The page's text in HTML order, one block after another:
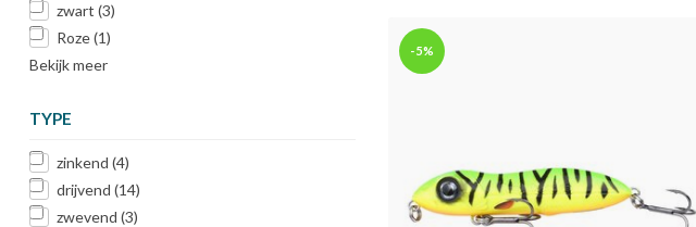
zwart (3)
Roze(1)
Bekijk meer
TYPE
zinkend (4)
drijvend (14)
zwevend (3)
-5%